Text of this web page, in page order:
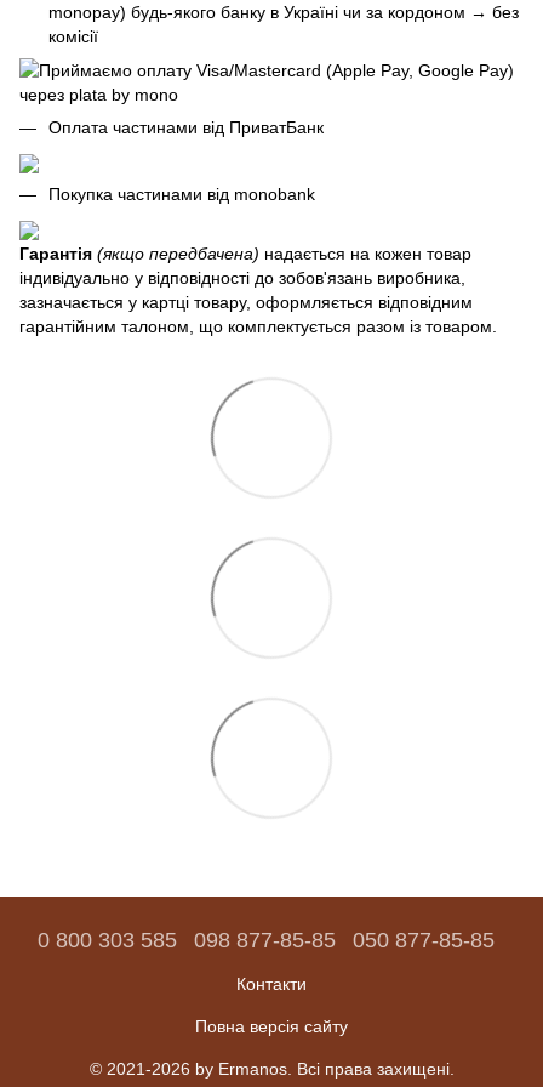
monopay) будь-якого банку в Україні чи за кордоном → без
комісії
Оплата частинами від ПриватБанк
Покупка частинами від monobank
Гарантія (якщо передбачена) надається на кожен товар
індивідуально у відповідності до зобов'язань виробника,
зазначається у картці товару, оформляється відповідним
гарантійним талоном, що комплектується разом із товаром.
0 800 303 585 098 877-85-85 050 877-85-85
Контакти
Повна версія сайту
© 2021-2026 by Ermanos. Всі права захищені.